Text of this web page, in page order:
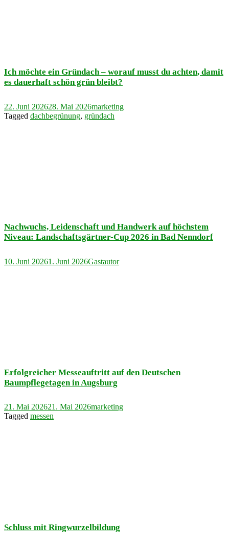
Ich möchte ein Gründach – worauf musst du achten, damit
es dauerhaft schön grün bleibt?
22. Juni 202628. Mai 2026marketing
Tagged dachbegrünung, gründach
Nachwuchs, Leidenschaft und Handwerk auf höchstem
Niveau: Landschaftsgärtner-Cup 2026 in Bad Nenndorf
10. Juni 20261. Juni 2026Gastautor
Erfolgreicher Messeauftritt auf den Deutschen
Baumpflegetagen in Augsburg
21. Mai 202621. Mai 2026marketing
Tagged messen
Schluss mit Ringwurzelbildung